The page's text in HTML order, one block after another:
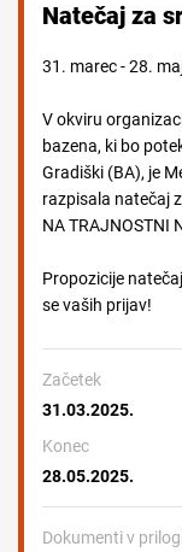
Natečaj za
31. marec - 28.
V okviru
bazena, ki bo
Gradiški (BA), je
razpisala natečaj
NA TRAJNOSTNI
Propozicije
se vaših prijav!
Začetek
31.03.2025.
Konec
28.05.2025.
Dokumenti v